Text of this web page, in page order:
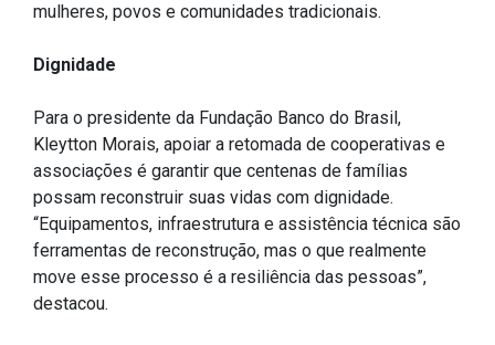
mulheres, povos e comunidades tradicionais.
Dignidade
Para o presidente da Fundação Banco do Brasil,
Kleytton Morais, apoiar a retomada de cooperativas e
associações é garantir que centenas de famílias
possam reconstruir suas vidas com dignidade.
“Equipamentos, infraestrutura e assistência técnica são
ferramentas de reconstrução, mas o que realmente
move esse processo é a resiliência das pessoas”,
destacou.